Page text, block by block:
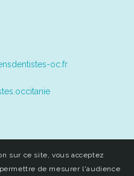
oc.fr
sur ce site, vous acceptez
de mesurer l'audience